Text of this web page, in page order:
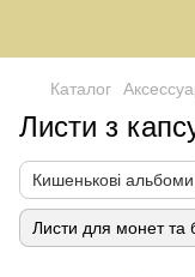
Каталог
Листи з
Кишенькові альбоми
Листи для монет та